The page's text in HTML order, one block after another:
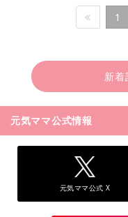
1
新着
元気ママ公式情報
元気ママ公式 X